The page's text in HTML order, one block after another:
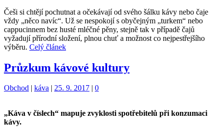
Češi si chtějí pochutnat a očekávají od svého šálku kávy nebo čaje
vždy „něco navíc“. Už se nespokojí s obyčejným „turkem“ nebo
cappucinnem bez husté mléčné pěny, stejně tak v případě čajů
vyžadují přírodní složení, plnou chuť a možnost co nejpestřejšího
výběru. Celý článek
Průzkum kávové kultury
Kategorie:
Obchod | Štítky:
káva | 25. 9. 2017 | 0
„Káva v číslech“ mapuje zvyklosti spotřebitelů při konzumaci
kávy.